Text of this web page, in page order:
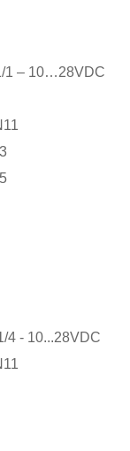
1 – 10…28VDC
4 - 10...28VDC